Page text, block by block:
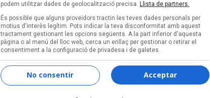
Segueix-nos a:
Informació corporativa
Audiència certificada OJD
Notícies corporatives
podem utilitzar dades de geolocalització precisa. Llista de partners.
És possible que alguns proveïdors tractin les teves dades personals per
motius d'interès legítim. Pots indicar la teva disconformitat amb aquest
tractament gestionant les opcions següents. A la part inferior d'aquesta
pàgina o al menú del lloc web, cerca un enllaç per gestionar o retirar el
consentiment a la configuració de privadesa i de galetes.
Acceptar
No consentir